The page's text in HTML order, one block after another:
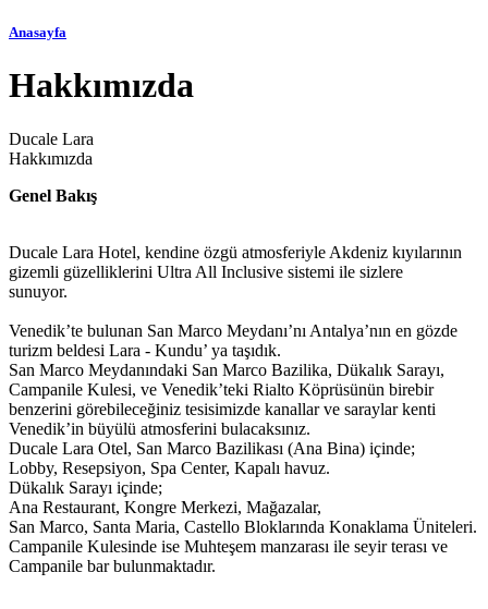
Anasayfa
Hakkımızda
Ducale Lara
Hakkımızda
Genel Bakış
Ducale Lara Hotel, kendine özgü atmosferiyle Akdeniz kıyılarının
gizemli güzelliklerini Ultra All Inclusive sistemi ile sizlere
sunuyor.
Venedik’te bulunan San Marco Meydanı’nı Antalya’nın en gözde
turizm beldesi Lara - Kundu’ ya taşıdık.
San Marco Meydanındaki San Marco Bazilika, Dükalık Sarayı,
Campanile Kulesi, ve Venedik’teki Rialto Köprüsünün birebir
benzerini görebileceğiniz tesisimizde kanallar ve saraylar kenti
Venedik’in büyülü atmosferini bulacaksınız.
Ducale Lara Otel, San Marco Bazilikası (Ana Bina) içinde;
Lobby, Resepsiyon, Spa Center, Kapalı havuz.
Dükalık Sarayı içinde;
Ana Restaurant, Kongre Merkezi, Mağazalar,
San Marco, Santa Maria, Castello Bloklarında Konaklama Üniteleri.
Campanile Kulesinde ise Muhteşem manzarası ile seyir terası ve
Campanile bar bulunmaktadır.